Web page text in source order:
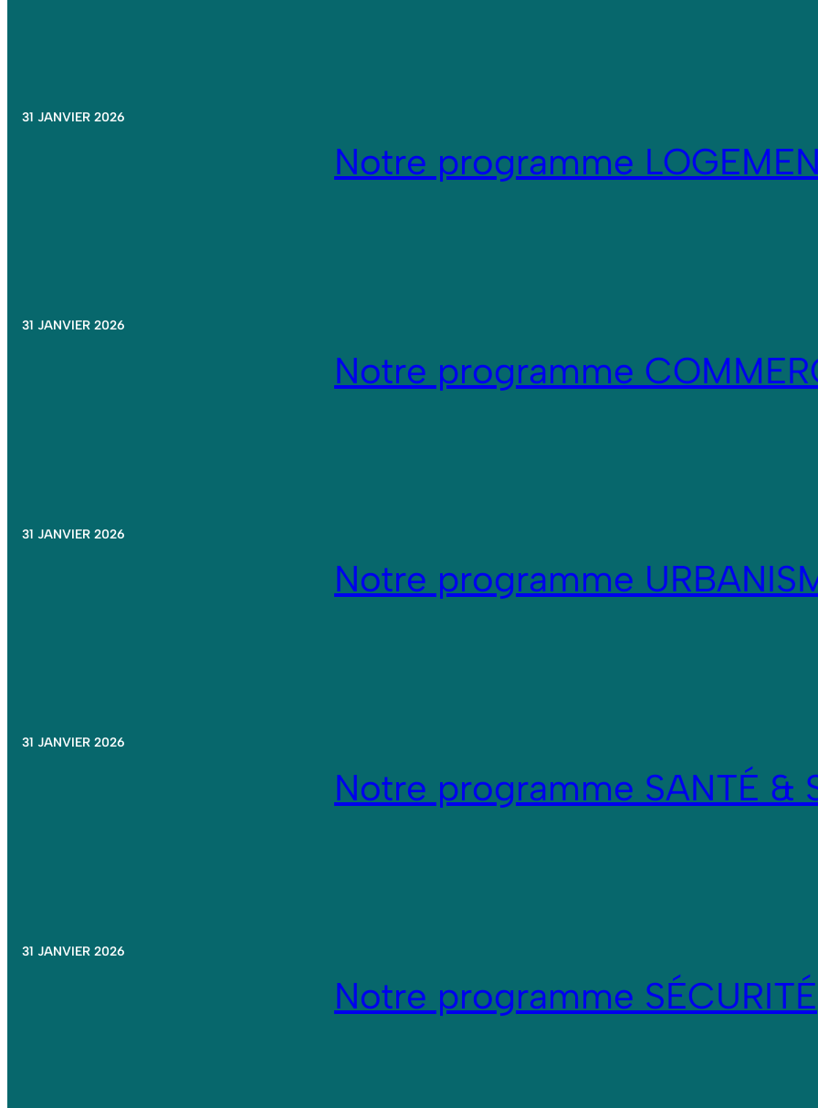
31 JANVIER 2026
Notre programme
31 JANVIER 2026
Notre programme
31 JANVIER 2026
Notre programme
31 JANVIER 2026
Notre programme SANTÉ &
31 JANVIER 2026
Notre programme SÉCURITÉ